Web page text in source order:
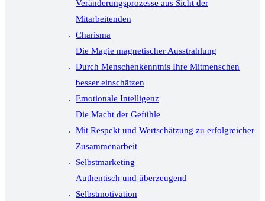
Veränderungsprozesse aus Sicht der
Mitarbeitenden
Charisma
Die Magie magnetischer Ausstrahlung
Durch Menschenkenntnis Ihre Mitmenschen
besser einschätzen
Emotionale Intelligenz
Die Macht der Gefühle
Mit Respekt und Wertschätzung zu erfolgreicher
Zusammenarbeit
Selbstmarketing
Authentisch und überzeugend
Selbstmotivation